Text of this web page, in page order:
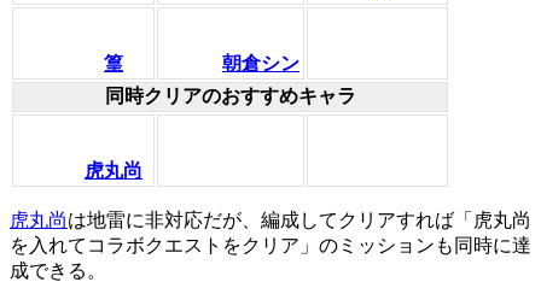
篁
朝倉シン
同時クリアのおすすめキャラ
虎丸尚
虎丸尚は地雷に非対応だが、編成してクリアすれば「虎丸尚
を入れてコラボクエストをクリア」のミッションも同時に達
成できる。